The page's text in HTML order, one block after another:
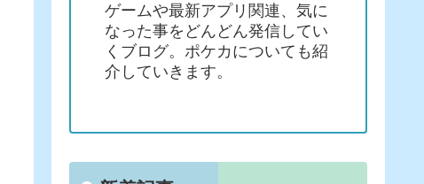
ゲームや最新アプリ関連、気に
なった事をどんどん発信してい
くブログ。ポケカについても紹
介していきます。